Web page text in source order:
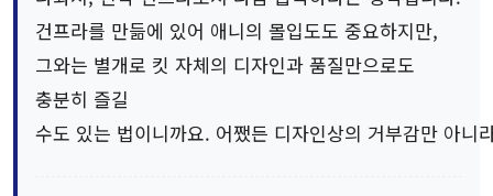
건프라를 만듦에 있어 애니의 몰입도도 중요하지만,
그와는 별개로 킷 자체의 디자인과 품질만으로도
충분히 즐길
수도 있는 법이니까요. 어쨌든 디자인상의 거부감만 아